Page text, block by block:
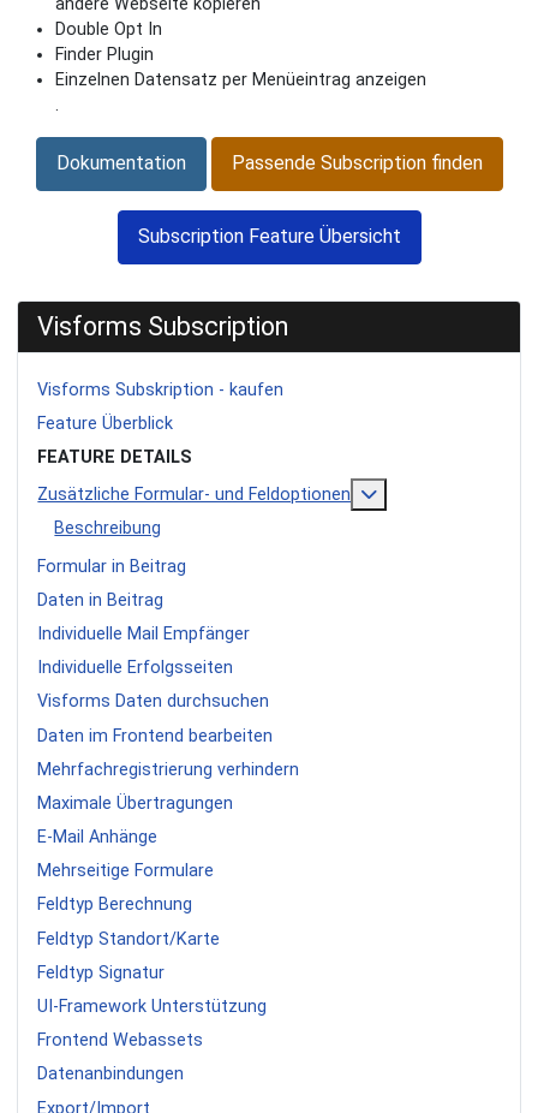
Double Opt In
Finder Plugin
Einzelnen Datensatz per Menüeintrag anzeigen
.
Dokumentation Passende Subscription finden
Subscription Feature Übersicht
Visforms Subscription
Visforms Subskription - kaufen
Feature Überblick
FEATURE DETAILS
Zusätzliche Formular- und Feldoptionen
Weitere
Beschreibung
Formular in Beitrag
Daten in Beitrag
Individuelle Mail Empfänger
Individuelle Erfolgsseiten
Visforms Daten durchsuchen
Daten im Frontend bearbeiten
Mehrfachregistrierung verhindern
Maximale Übertragungen
E-Mail Anhänge
Mehrseitige Formulare
Feldtyp Berechnung
Feldtyp Standort/Karte
Feldtyp Signatur
UI-Framework Unterstützung
Frontend Webassets
Datenanbindungen
Export/Import